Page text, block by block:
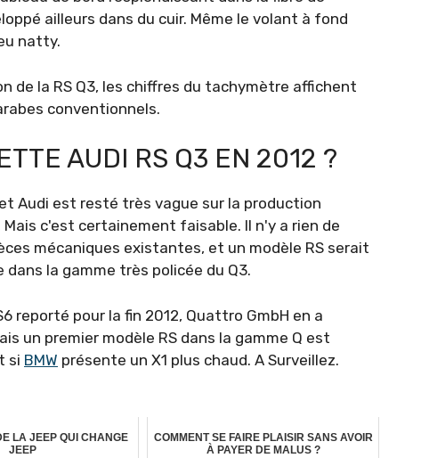
ailleurs dans du cuir. Même le volant à fond
natty.
de la RS Q3, les chiffres du tachymètre affichent
conventionnels.
AUDI RS Q3 EN 2012 ?
Audi est resté très vague sur la production
c'est certainement faisable. Il n'y a rien de
mécaniques existantes, et un modèle RS serait
la gamme très policée du Q3.
reporté pour la fin 2012, Quattro GmbH en a
un premier modèle RS dans la gamme Q est
si BMW présente un X1 plus chaud. A Surveillez.
LA JEEP QUI CHANGE
JEEP
COMMENT SE FAIRE PLAISIR SANS AVOIR
À PAYER DE MALUS ?